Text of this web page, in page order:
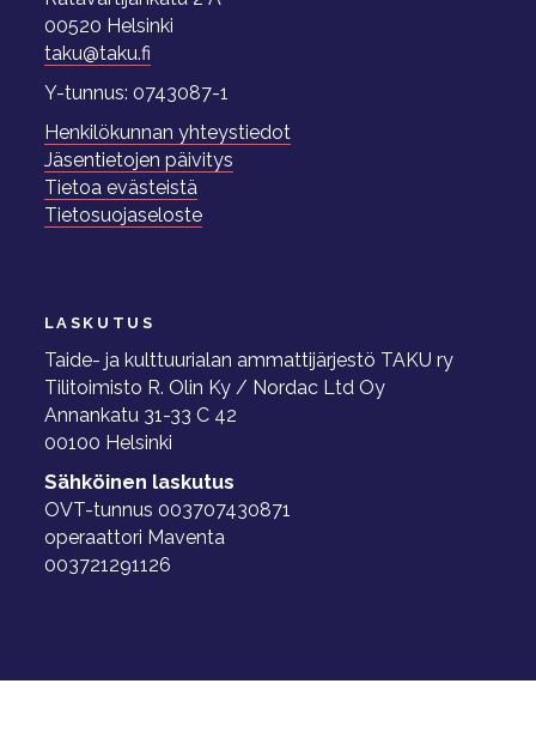
00520 Helsinki
taku@taku.fi
Y-tunnus: 0743087-1
Henkilökunnan yhteystiedot
Jäsentietojen päivitys
Tietoa evästeistä
Tietosuojaseloste
LASKUTUS
Taide- ja kulttuurialan ammattijärjestö TAKU ry
Tilitoimisto R. Olin Ky / Nordac Ltd Oy
Annankatu 31-33 C 42
00100 Helsinki
Sähköinen laskutus
OVT-tunnus 003707430871
operaattori Maventa
003721291126